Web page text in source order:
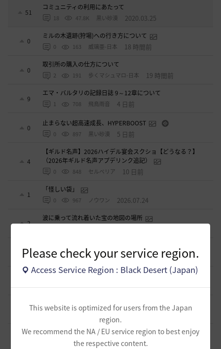
Please check your service region.
Access Service Region : Black Desert (Japan)
This website is optimized for users from the Japan
region.
We recommend the NA / EU service region to best enjoy
the respective content.
51
コミュニティの利用にあたって
18 47.8K 黒い砂漠 2020.03.25
0
ミルの木遺跡(狩場)への行き方について
0 163 威璃亜-日本 18 時間前
0
取引所の購入の仕方について
2 191 歩くマシュマロ-日本 19 時間前
9
エマ・バルタリの記録日誌 9～12章について
1 708 飛鳥雨音 4 日前
0
止まらない超高速成長、HYPERBOOST
0 897 黒い砂漠 5 日前
4
【ギルド名声】2026ハイデル宴会スクショ【どうなる？】
（2026年ギルド名声アプデリンク追記）
0 848 セルベリア 10 日前
1
「怪しい袋」
0 967 ノウワン 2026.07.24
2
波に乗って流れ着いた宝の地図の場所
1
週間イベントについて
1 768 マサ 2026.07.24
ベテラン＆ルーキー クーポン配布
0 736 飛鳥雨音 2026.07.24
ドーサやソーサレスの無敵踊りについて
無敵で踊り狂う女
立ち聞きについて
862 マサ 2026.07.23